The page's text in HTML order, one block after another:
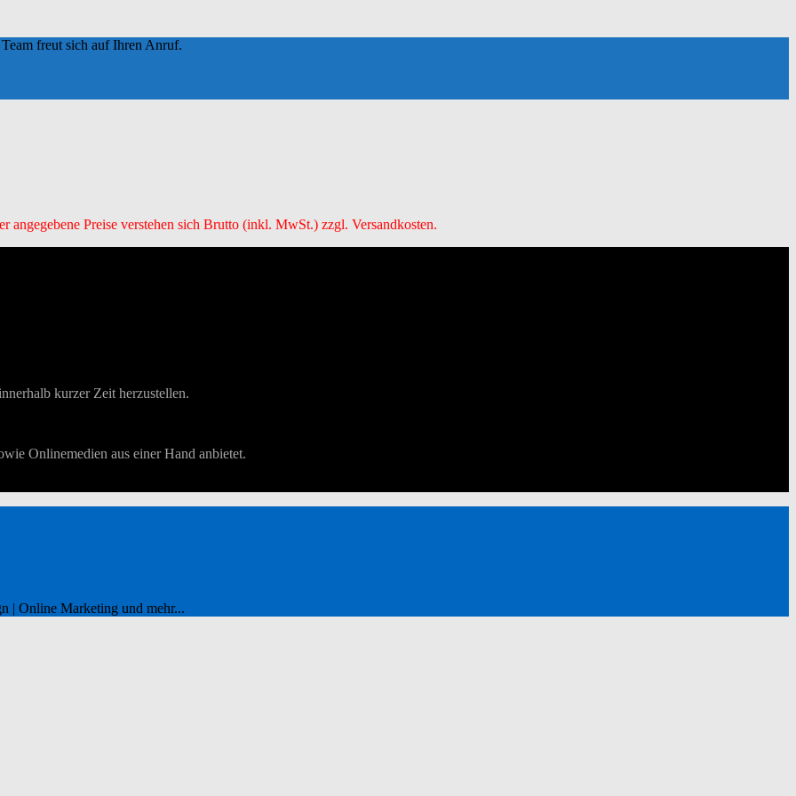
freut sich auf Ihren Anruf.
angegebene Preise verstehen sich Brutto (inkl. MwSt.) zzgl. Versandkosten.
kurzer Zeit herzustellen.
Onlinemedien aus einer Hand anbietet.
| Online Marketing und mehr...